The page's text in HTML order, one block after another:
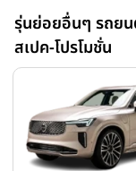
ห้องโดยสารมาพร้อ
ขึ้นผ่านอินเตอร์เฟซที่
ในรุ่น EX30 และ
กรอบ ขนาดใหญ่ถึง
รุ่นย่อยอื่นๆ รถยน
สเปค-โปรโมชั่น